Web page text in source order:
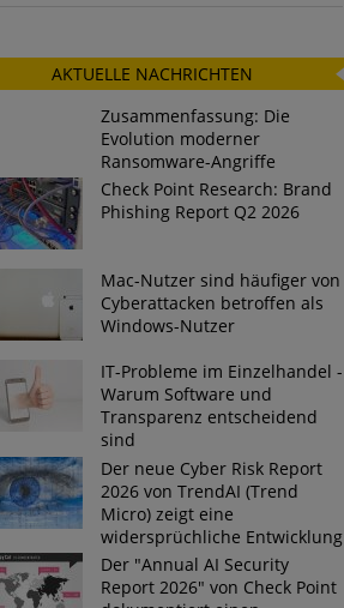
nun reagiert
Visier der Datendiebe
AKTUELLE NACHRICHTEN
Zusammenfassung: Die
Evolution moderner
Ransomware-Angriffe
Check Point Research: Brand
Phishing Report Q2 2026
Mac-Nutzer sind häufiger von
Cyberattacken betroffen als
Windows-Nutzer
IT-Probleme im Einzelhandel -
Warum Software und
Transparenz entscheidend
sind
Der neue Cyber Risk Report
2026 von TrendAI (Trend
Micro) zeigt eine
widersprüchliche Entwicklung
Der "Annual AI Security
Report 2026" von Check Point